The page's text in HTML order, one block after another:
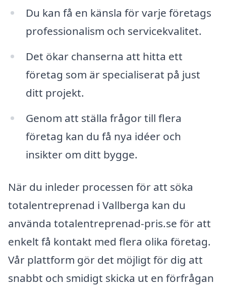
Du kan få en känsla för varje företags
professionalism och servicekvalitet.
Det ökar chanserna att hitta ett
företag som är specialiserat på just
ditt projekt.
Genom att ställa frågor till flera
företag kan du få nya idéer och
insikter om ditt bygge.
När du inleder processen för att söka
totalentreprenad i Vallberga kan du
använda totalentreprenad-pris.se för att
enkelt få kontakt med flera olika företag.
Vår plattform gör det möjligt för dig att
snabbt och smidigt skicka ut en förfrågan